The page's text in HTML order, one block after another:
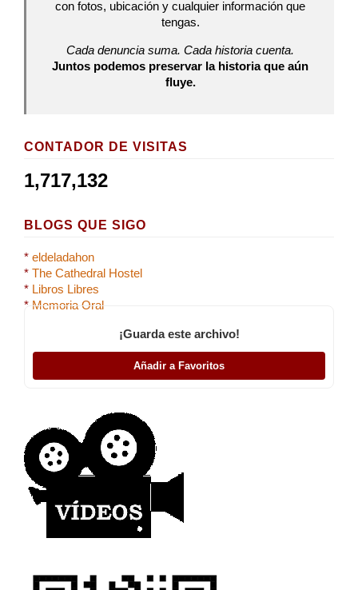
con fotos, ubicación y cualquier información que
tengas.
Cada denuncia suma. Cada historia cuenta.
Juntos podemos preservar la historia que aún
fluye.
CONTADOR DE VISITAS
1,717,132
BLOGS QUE SIGO
* eldeladahon
* The Cathedral Hostel
* Libros Libres
* Memoria Oral
¡Guarda este archivo!
Añadir a Favoritos